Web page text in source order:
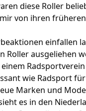
diese Roller
von ihren
einfallen
Roller ausgeliehen
wie Radsport
Marken und
es in den